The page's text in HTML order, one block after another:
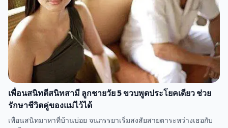
เพื่อนสนิทตีสนิทสามี ลูกชายวัย 5 ขวบพูดประโยคเดียว ช่วย
รักษาชีวิตคู่ของแม่ไว้ได้
เพื่อนสนิทมาหาที่บ้านบ่อย จนภรรยาเริ่มสงสัยสายตาระหว่างเธอกับ